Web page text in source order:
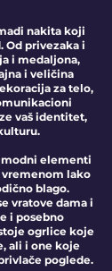
nakita koji
Od privezaka i
i medaljona,
i veličina
za telo,
vaš identitet,
elementi
lako
blago.
vratove dama i
i posebno
ogrlice koje
ali i one koje
poglede.